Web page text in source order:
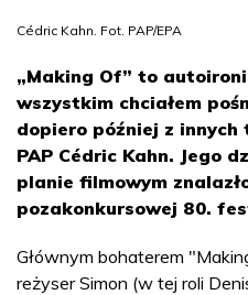
Cédric Kahn. Fot. PAP/EPA
„Making Of” to
wszystkim chciałem
dopiero później z innych
PAP Cédric Kahn. Jego
planie filmowym
pozakonkursowej 80.
Głównym bohaterem
reżyser Simon (w tej roli